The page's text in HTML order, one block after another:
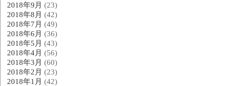
2018年9月 (23)
2018年8月 (42)
2018年7月 (49)
2018年6月 (36)
2018年5月 (43)
2018年4月 (56)
2018年3月 (60)
2018年2月 (23)
2018年1月 (42)